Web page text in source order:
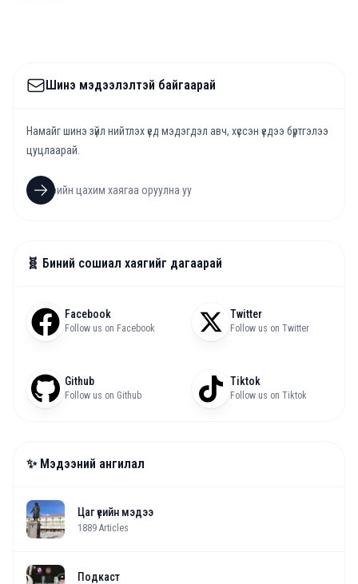
Шинэ мэдээлэлтэй байгаарай
Намайг шинэ зүйл нийтлэх үед мэдэгдэл авч, хүссэн үедээ бүртгэлээ
цуцлаарай.
🧬 Биний сошиал хаягийг дагаарай
Facebook
Follow us on Facebook
Twitter
Follow us on Twitter
Github
Follow us on Github
Tiktok
Follow us on Tiktok
✨ Мэдээний ангилал
Цаг үеийн мэдээ
1889 Articles
Подкаст